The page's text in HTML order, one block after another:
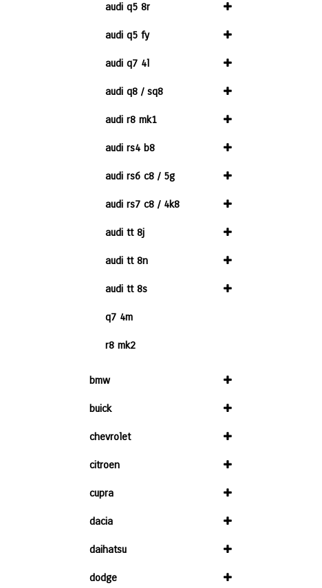
audi q5 8r
audi q5 fy
audi q7 4l
audi q8 / sq8
audi r8 mk1
audi rs4 b8
audi rs6 c8 / 5g
audi rs7 c8 / 4k8
audi tt 8j
audi tt 8n
audi tt 8s
q7 4m
r8 mk2
bmw
buick
chevrolet
citroen
cupra
dacia
daihatsu
dodge